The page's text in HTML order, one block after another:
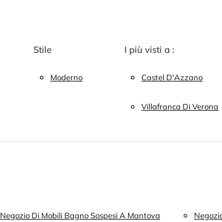
Stile
Moderno
I più visti a :
Castel D'Azzano
Villafranca Di Verona
Negozio Di Mobili Bagno Sospesi A Mantova